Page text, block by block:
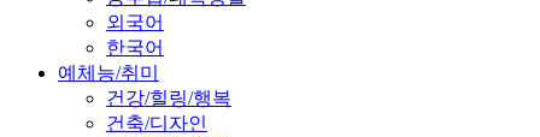
외국어
한국어
예체능/취미
건강/힐링/행복
건축/디자인